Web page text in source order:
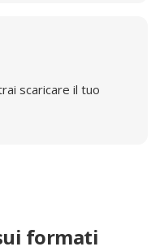
scaricare il tuo
formati